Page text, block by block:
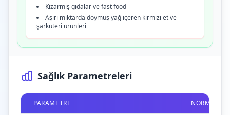
Kızarmış gıdalar ve fast food
Aşırı miktarda doymuş yağ içeren kırmızı et ve
şarküteri ürünleri
Sağlık Parametreleri
PARAMETRE NORMAL